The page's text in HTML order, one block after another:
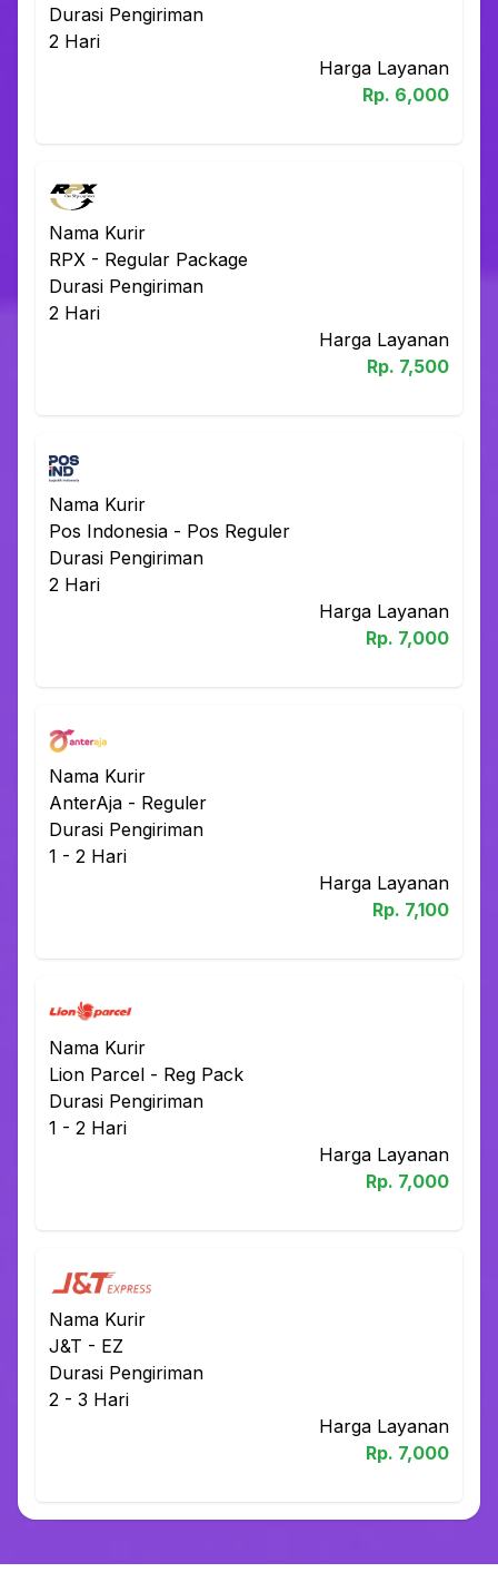
Durasi Pengiriman
2 Hari
Harga Layanan
Rp. 6,000
Nama Kurir
RPX - Regular Package
Durasi Pengiriman
2 Hari
Harga Layanan
Rp. 7,500
Nama Kurir
Pos Indonesia - Pos Reguler
Durasi Pengiriman
2 Hari
Harga Layanan
Rp. 7,000
Nama Kurir
AnterAja - Reguler
Durasi Pengiriman
1 - 2 Hari
Harga Layanan
Rp. 7,100
Nama Kurir
Lion Parcel - Reg Pack
Durasi Pengiriman
1 - 2 Hari
Harga Layanan
Rp. 7,000
Nama Kurir
J&T - EZ
Durasi Pengiriman
2 - 3 Hari
Harga Layanan
Rp. 7,000